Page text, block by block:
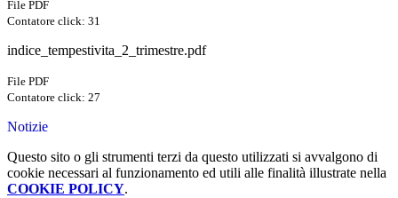
File PDF
Contatore click: 31
indice_tempestivita_2_trimestre.pdf
File PDF
Contatore click: 27
Notizie
Questo sito o gli strumenti terzi da questo utilizzati si avvalgono di
cookie necessari al funzionamento ed utili alle finalità illustrate nella
COOKIE POLICY.